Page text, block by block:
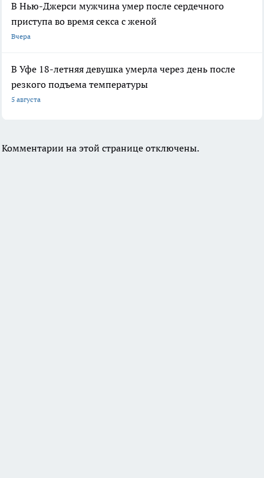
В Нью-Джерси мужчина умер после сердечного
приступа во время секса с женой
Вчера
В Уфе 18-летняя девушка умерла через день после
резкого подъема температуры
5 августа
Комментарии на этой странице отключены.